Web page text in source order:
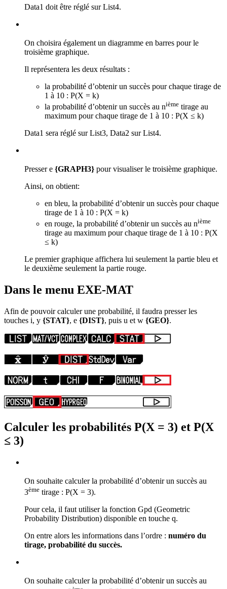
Data1 doit être réglé sur List4.
On choisira également un diagramme en barres pour le
troisième graphique.
Il représentera les deux résultats :
la probabilité d’obtenir un succès pour chaque tirage de
1 à 10 : P(X = k)
la probabilité d’obtenir un succès au nième tirage au
maximum pour chaque tirage de 1 à 10 : P(X ≤ k)
Data1 sera réglé sur List3, Data2 sur List4.
Pressere {GRAPH3} pour visualiser le troisième graphique.
Ainsi, on obtient:
en bleu, la probabilité d’obtenir un succès pour chaque
tirage de 1 à 10 : P(X = k)
en rouge, la probabilité d’obtenir un succès au nième
tirage au maximum pour chaque tirage de 1 à 10 : P(X
≤ k)
Le premier graphique affichera lui seulement la partie bleu et
le deuxième seulement la partie rouge.
Dans le menu EXE-MAT
Afin de pouvoir calculer une probabilité, il faudra presser les
touches i, y {STAT}, e {DIST}, puis u et w {GEO}.
Calculer les probabilités P(X = 3) et P(X
≤ 3)
On souhaite calculer la probabilité d’obtenir un succès au
3ème tirage : P(X = 3).
Pour cela, il faut utiliser la fonction Gpd (Geometric
Probability Distribution) disponible en touche q.
On entre alors les informations dans l’ordre : numéro du
tirage, probabilité du succès.
On souhaite calculer la probabilité d’obtenir un succès au